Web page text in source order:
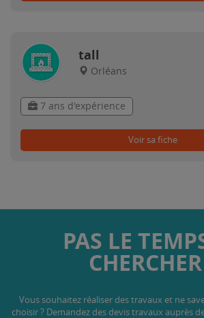
tall
Orléans
7 ans d'expérience
Voir sa fiche
PAS LE
Vous souhaitez réaliser des travaux et ne
choisir ? Demandez des devis travaux auprès